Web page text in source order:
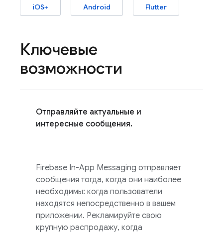
iOS+ Android Flutter
Ключевые
возможности
Отправляйте актуальные и
интересные сообщения.
Firebase In-App Messaging отправляет
сообщения тогда, когда они наиболее
необходимы: когда пользователи
находятся непосредственно в вашем
приложении. Рекламируйте свою
крупную распродажу, когда